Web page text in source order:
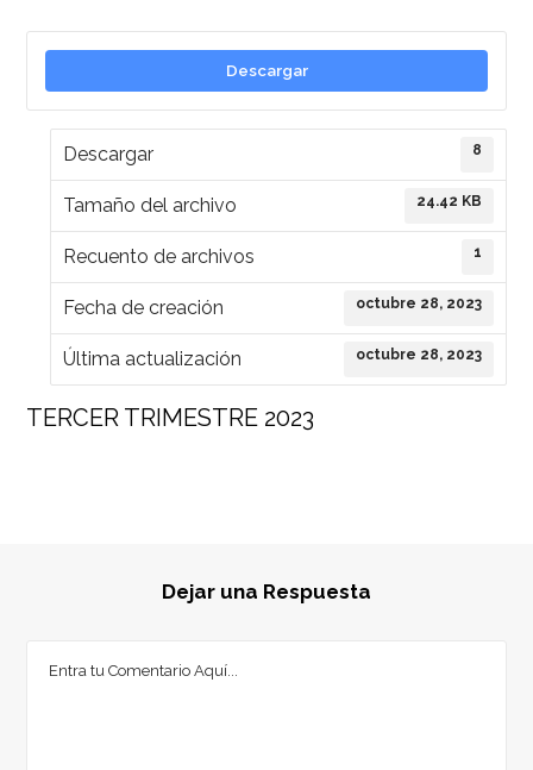
Descargar
Descargar 8
Tamaño del archivo 24.42 KB
Recuento de archivos 1
Fecha de creación octubre 28, 2023
Última actualización octubre 28, 2023
TERCER TRIMESTRE 2023
Dejar una Respuesta